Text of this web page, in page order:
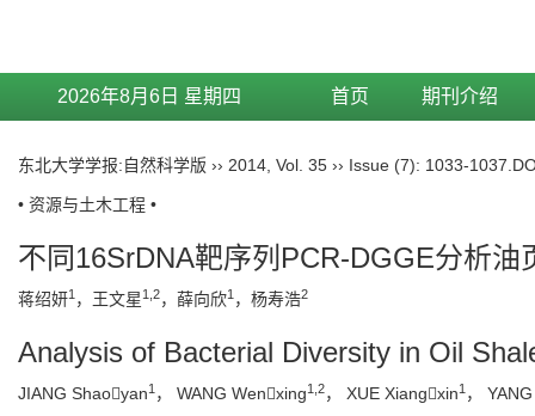
2026年8月6日 星期四 首页 期刊介绍
东北大学学报:自然科学版 ›› 2014 Vol. 35 ›› Issue (7): 1033-1037.
• 资源与土木工程 •
不同16SrDNA靶序列PCR-DGGE分析油
蒋绍妍1 ，王文星1,2，薛向欣1 ，杨寿浩2
Analysis of Bacterial Diversity in Oil
JIANG Shaoyan1 ， WANG Wenxing1,2， XUE Xiangxin1 ，